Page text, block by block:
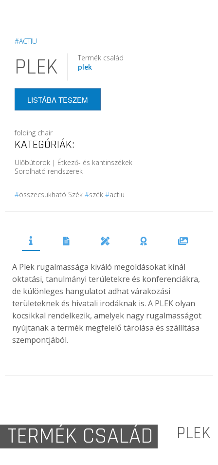
#ACTIU
PLEK
Termék család
plek
LISTÁBA TESZEM
folding chair
KATEGÓRIÁK:
Ülőbútorok | Étkező- és kantinszékek |
Sorolható rendszerek
#összecsukható Szék #szék #actiu
A Plek rugalmassága kiváló megoldásokat kínál
oktatási, tanulmányi területekre és konferenciákra,
de különleges hangulatot adhat várakozási
területeknek és hivatali irodáknak is. A PLEK olyan
kocsikkal rendelkezik, amelyek nagy rugalmasságot
nyújtanak a termék megfelelő tárolása és szállítása
szempontjából.
TERMÉK CSALÁD PLEK